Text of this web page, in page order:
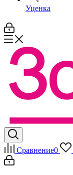
Уценка
Сравнение0